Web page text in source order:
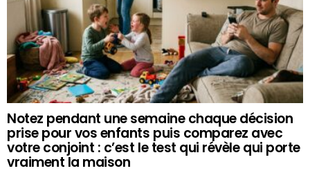
Notez pendant une semaine chaque décision
prise pour vos enfants puis comparez avec
votre conjoint : c’est le test qui révèle qui porte
vraiment la maison